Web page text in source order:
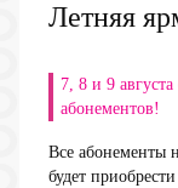
Летняя
7, 8 и 9
абонементов!
Все абонементы
будет